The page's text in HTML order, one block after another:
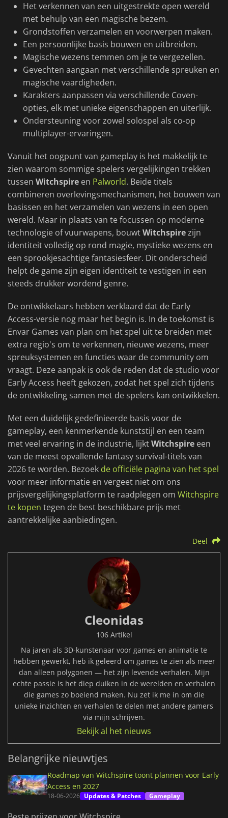
Het verkennen van een uitgestrekte open wereld
met behulp van een magische bezem.
Grondstoffen verzamelen en voorwerpen maken.
Een persoonlijke basis bouwen en uitbreiden.
Magische wezens temmen om je te vergezellen.
Gevechten aangaan met verschillende spreuken en
magische vaardigheden.
Karakters aanpassen via verschillende Coven-
opties, elk met unieke eigenschappen en uiterlijk.
Ondersteuning voor zowel solospel als co-op
multiplayer-ervaringen.
Vanuit het oogpunt van gameplay is het makkelijk te
zien waarom sommige spelers vergelijkingen trekken
tussen Witchspire en Palworld. Beide titels
combineren overlevingsmechanismen, het bouwen van
basissen en het verzamelen van wezens in een open
wereld. Maar in plaats van te focussen op moderne
technologie of vuurwapens, bouwtWitchspirezijn
identiteit volledig op rond magie, mystieke wezens en
een sprookjesachtige fantasiesfeer. Dit onderscheid
helpt de game zijn eigen identiteit te vestigen in een
steeds drukker wordend genre.
De ontwikkelaars hebben verklaard dat de Early
Access-versie nog maar het begin is. In de toekomst is
Envar Games van plan om het spel uit te breiden met
extra regio's om te verkennen, nieuwe wezens, meer
spreuksystemen en functies waar de community om
vraagt. Deze aanpak is ook de reden dat de studio voor
Early Access heeft gekozen, zodat het spel zich tijdens
de ontwikkeling samen met de spelers kan ontwikkelen.
Met een duidelijk gedefinieerde basis voor de
gameplay, een kenmerkende kunststijl en een team
met veel ervaring in de industrie, lijktWitchspire een
van de meest opvallende fantasy survival-titels van
2026 te worden. Bezoek de officiële pagina van het spel
voor meer informatie en vergeet niet om ons
prijsvergelijkingsplatform te raadplegen om Witchspire
te kopen tegen de best beschikbare prijs met
aantrekkelijke aanbiedingen.
Deel
Cleonidas
106 Artikel
Na jaren als 3D-kunstenaar voor games en animatie te
hebben gewerkt, heb ik geleerd om games te zien als meer
dan alleen polygonen — het zijn levende verhalen. Mijn
echte passie is het diep duiken in de werelden en verhalen
die games zo boeiend maken. Nu zet ik me in om die
unieke inzichten en verhalen te delen met andere gamers
via mijn schrijven.
Bekijk al het nieuws
Belangrijke nieuwtjes
Roadmap van Witchspire toont plannen voor Early
Access en 2027
18-06-2026 Updates & Patches Gameplay